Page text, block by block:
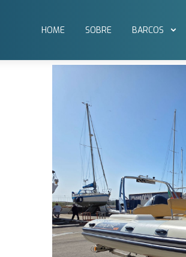
HOME SOBRE BARCOS